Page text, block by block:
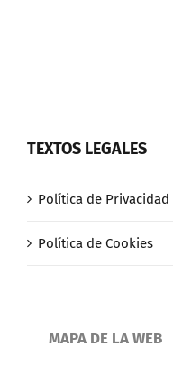
TEXTOS LEGALES
Política de Privacidad
Política de Cookies
MAPA DE LA WEB